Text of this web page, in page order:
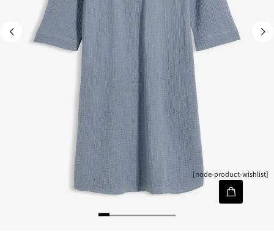
[node-product-wishlist]